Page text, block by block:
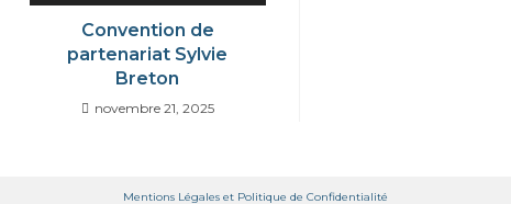
Convention de
partenariat Sylvie
Breton
novembre 21, 2025
Mentions Légales et Politique de Confidentialité